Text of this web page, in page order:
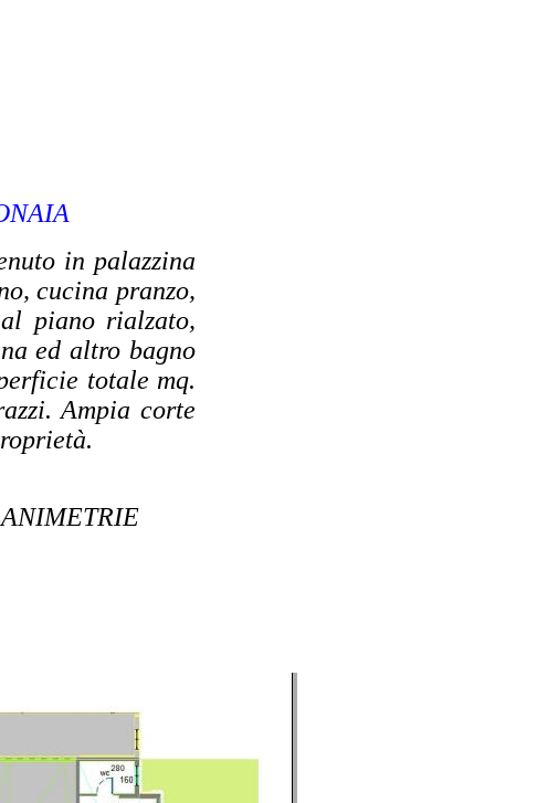
in palazzina
cucina pranzo,
piano rialzato,
ed altro bagno
totale mq.
Ampia corte